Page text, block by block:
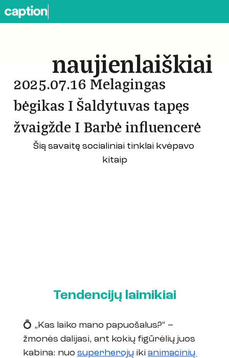
naujienlaiškiai
2025.07.16 Melagingas
bėgikas I Šaldytuvas tapęs
žvaigžde I Barbė influencerė
Šią savaitę socialiniai tinklai kvėpavo
kitaip
Tendencijų laimikiai
💍 „Kas laiko mano papuošalus?“ –
žmonės dalijasi, ant kokių figūrėlių juos
kabina: nuo superherojų iki animacinių